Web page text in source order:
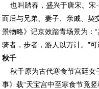
也叫踏春，盛兴于唐宋。宋·
而后与兄弟、妻子、亲戚、契
景物略》记京效踏青场景为：
骑者，步者，游人以万计。”可
秋千
秋千原为古代寒食节宫廷女
事》载“天宝宫中至寒食节竟